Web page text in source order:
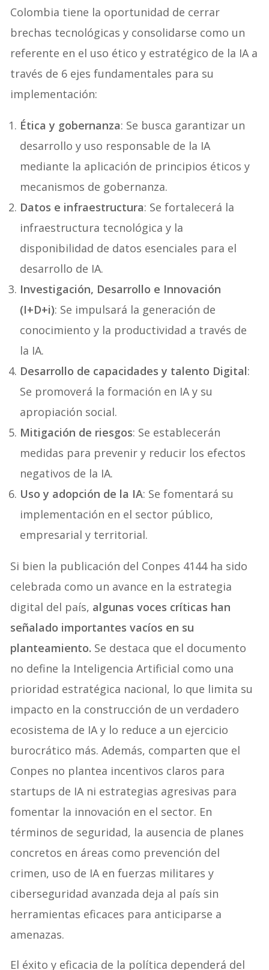
Colombia tiene la oportunidad de cerrar
brechas tecnológicas y consolidarse como un
referente en el uso ético y estratégico de la IA a
través de 6 ejes fundamentales para su
implementación:
Ética y gobernanza: Se busca garantizar un
desarrollo y uso responsable de la IA
mediante la aplicación de principios éticos y
mecanismos de gobernanza.
Datos e infraestructura: Se fortalecerá la
infraestructura tecnológica y la
disponibilidad de datos esenciales para el
desarrollo de IA.
Investigación, Desarrollo e Innovación
(I+D+i): Se impulsará la generación de
conocimiento y la productividad a través de
la IA.
Desarrollo de capacidades y talento Digital:
Se promoverá la formación en IA y su
apropiación social.
Mitigación de riesgos: Se establecerán
medidas para prevenir y reducir los efectos
negativos de la IA.
Uso y adopción de la IA: Se fomentará su
implementación en el sector público,
empresarial y territorial.
Si bien la publicación del Conpes 4144 ha sido
celebrada como un avance en la estrategia
digital del país, algunas voces críticas han
señalado importantes vacíos en su
planteamiento. Se destaca que el documento
no define la Inteligencia Artificial como una
prioridad estratégica nacional, lo que limita su
impacto en la construcción de un verdadero
ecosistema de IA y lo reduce a un ejercicio
burocrático más. Además, comparten que el
Conpes no plantea incentivos claros para
startups de IA ni estrategias agresivas para
fomentar la innovación en el sector. En
términos de seguridad, la ausencia de planes
concretos en áreas como prevención del
crimen, uso de IA en fuerzas militares y
ciberseguridad avanzada deja al país sin
herramientas eficaces para anticiparse a
amenazas.
El éxito y eficacia de la política dependerá del